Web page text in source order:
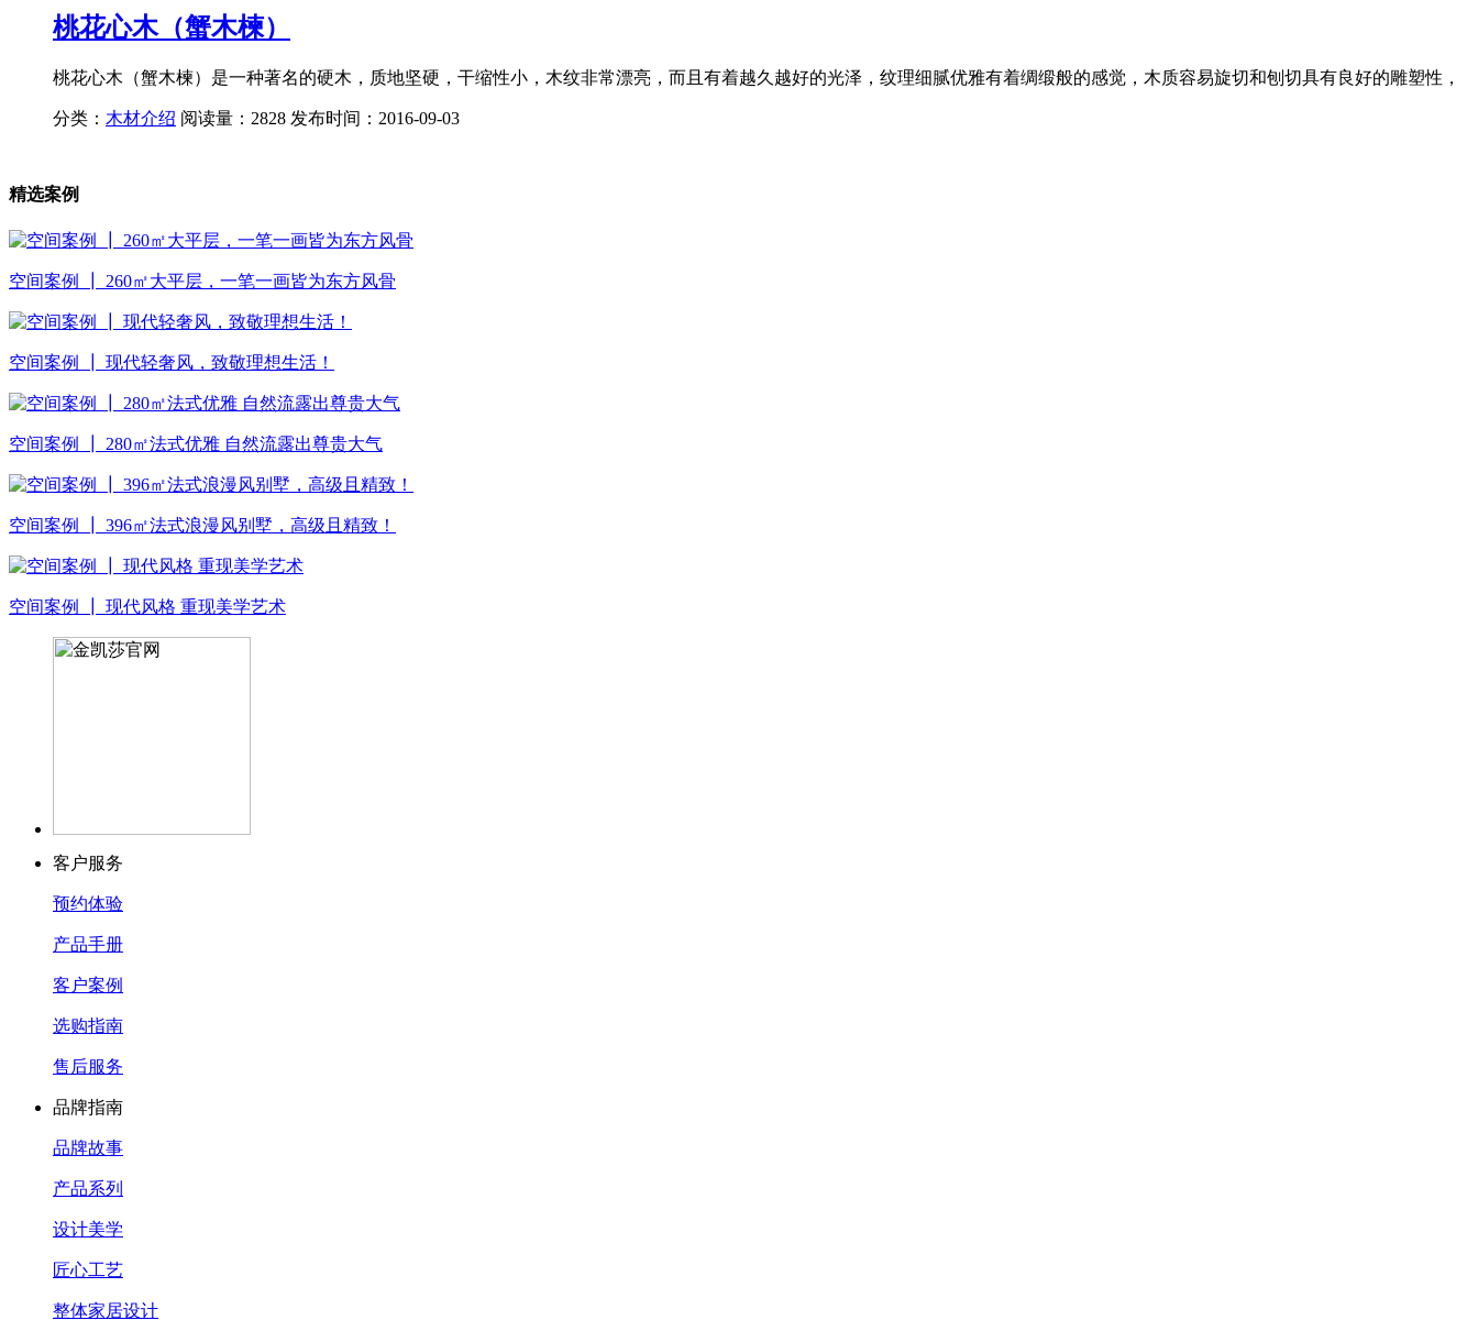
桃花心木（蟹木楝）
桃花心木（蟹木楝）是一种著名的硬木，质地坚硬，干缩性小，木纹非常漂亮，而且有着越久越好的光泽，纹理细腻优雅有着绸缎般的感觉，木质容易旋切和刨切具有良好的雕塑性，
分类： 木材介绍 阅读量：2828 发布时间：2016-09-03
精选案例
空间案例 ┃ 260㎡大平层，一笔一画皆为东方风骨
空间案例 ┃ 现代轻奢风，致敬理想生活！
空间案例 ┃ 280㎡法式优雅 自然流露出尊贵大气
空间案例 ┃ 396㎡法式浪漫风别墅，高级且精致！
空间案例 ┃ 现代风格 重现美学艺术
客户服务
预约体验
产品手册
客户案例
选购指南
售后服务
品牌指南
品牌故事
产品系列
设计美学
匠心工艺
整体家居设计